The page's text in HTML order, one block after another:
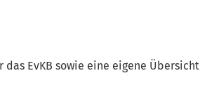
EvKB sowie eine eigene Übersicht